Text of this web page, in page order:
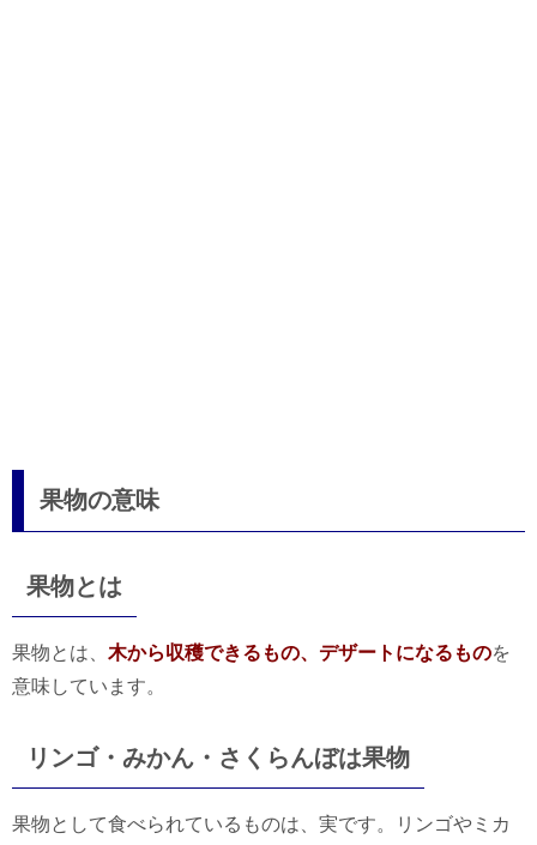
果物の意味
果物とは
果物とは、 木から収穫できるもの、デザートになるものを
意味しています。
リンゴ・みかん・さくらんぼは果物
果物として食べられているものは、実です。リンゴやミカ